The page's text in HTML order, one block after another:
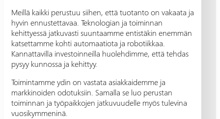
Meillä kaikki perustuu siihen, että tuotanto on vakaata ja
hyvin ennustettavaa. Teknologian ja toiminnan
kehittyessä jatkuvasti suuntaamme entistäkin enemmän
katsettamme kohti automaatiota ja robotiikkaa.
Kannattavilla investoinneilla huolehdimme, että tehdas
pysyy kunnossa ja kehittyy.
Toimintamme ydin on vastata asiakkaidemme ja
markkinoiden odotuksiin. Samalla se luo perustan
toiminnan ja työpaikkojen jatkuvuudelle myös tulevina
vuosikymmeninä.